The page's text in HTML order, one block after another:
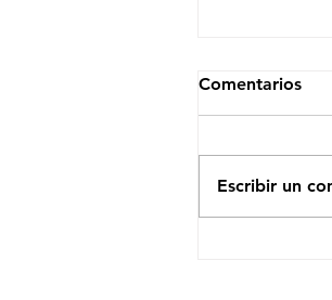
Comentarios
Escribir un